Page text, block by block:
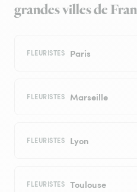
grandes villes de
FLEURISTES Paris
FLEURISTES Marseille
FLEURISTES Lyon
FLEURISTES Toulouse